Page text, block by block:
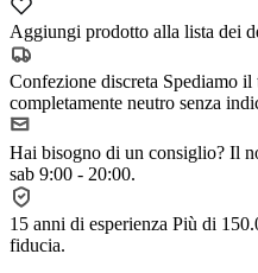
Aggiungi prodotto alla lista dei
Confezione discreta Spediamo
completamente neutro senza
Hai bisogno di un consiglio? Il
sab 9:00 - 20:00.
15 anni di esperienza Più di
fiducia.